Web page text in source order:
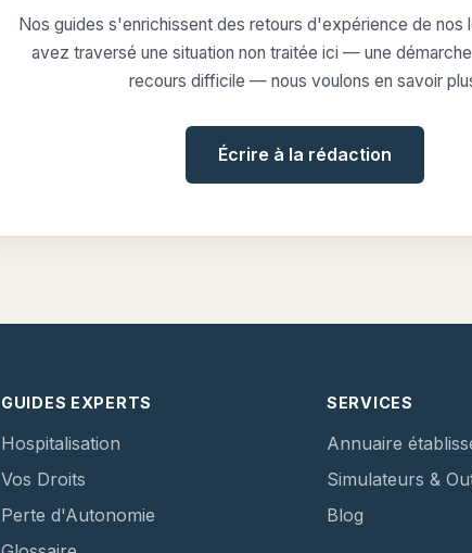
Nos guides s'enrichissent des retours d'expérience de nos
avez traversé une situation non traitée ici — une
recours difficile — nous voulons en savoir
Écrire à la rédaction
GUIDES EXPERTS
Hospitalisation
Vos Droits
Perte d'Autonomie
SERVICES
Annuaire
Simulateurs &
Blog